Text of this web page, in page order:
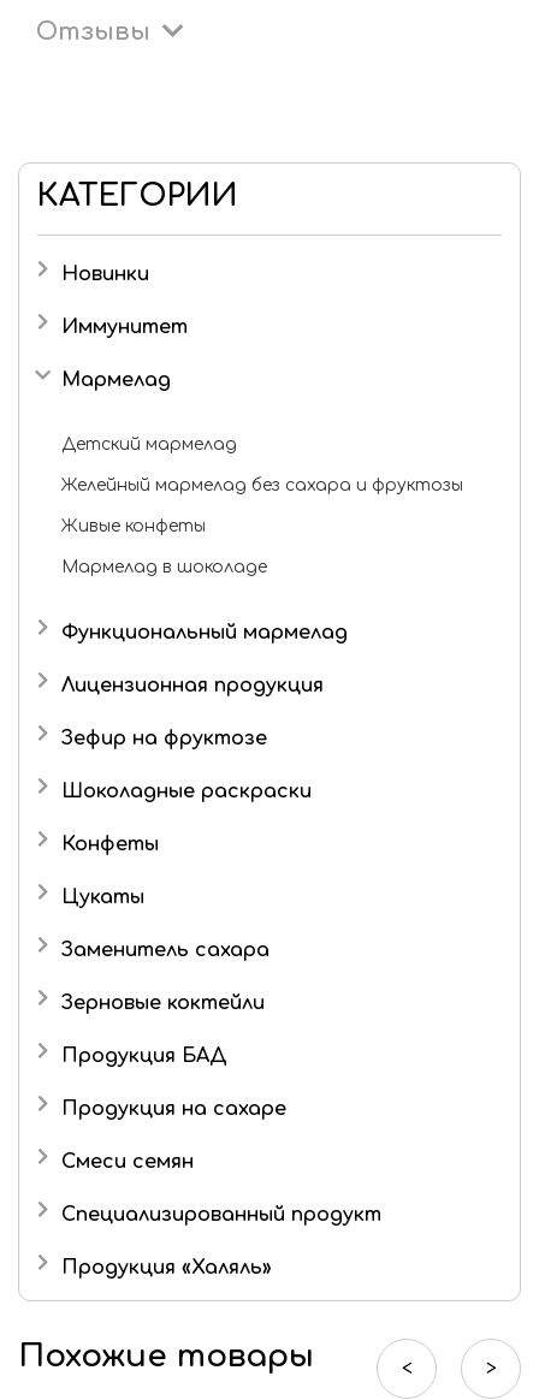
КАТЕГОРИИ
Новинки
Иммунитет
Мармелад
Детский мармелад
Желейный мармелад без сахара и фруктозы
Живые конфеты
Мармелад в шоколаде
Функциональный мармелад
Лицензионная продукция
Три кота
Зефир на фруктозе
Шоколадные раскраски
Конфеты
Подарочные наборы
Цукаты
Имбирь в сахаре
Заменитель сахара
Зерновые коктейли
Продукция БАД
Продукция на сахаре
Драже
Шоколадные конфеты
Смеси семян
Специализированный продукт
Продукция «Халяль»
Шоколад «Халяль»
Финико-кунжутные конфеты «Халяль»
Отзывы
Похожие товары < >